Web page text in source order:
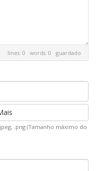
lines: 0 words: 0 guardado
.png (Tamanho máximo do